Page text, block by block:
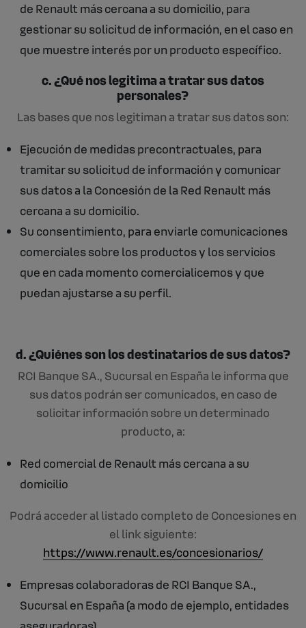
de Renault más cercana a su domicilio, para
gestionar su solicitud de información, en el caso en
que muestre interés por un producto específico.
c. ¿Qué nos legitima a tratar sus datos
personales?
Las bases que nos legitiman a tratar sus datos son:
Ejecución de medidas precontractuales, para
tramitar su solicitud de información y comunicar
sus datos a la Concesión de la Red Renault más
cercana a su domicilio.
Su consentimiento, para enviarle comunicaciones
comerciales sobre los productos y los servicios
que en cada momento comercialicemos y que
puedan ajustarse a su perfil.
d. ¿Quiénes son los destinatarios de sus datos?
RCI Banque SA., Sucursal en España le informa que
sus datos podrán ser comunicados, en caso de
solicitar información sobre un determinado
producto, a:
Red comercial de Renault más cercana a su
domicilio
Podrá acceder al listado completo de Concesiones en
el link siguiente:
https://www.renault.es/concesionarios/
Empresas colaboradoras de RCI Banque SA.,
Sucursal en España (a modo de ejemplo, entidades